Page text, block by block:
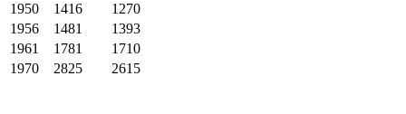
1950
1416
1270
1956
1481
1393
1961
1781
1710
1970
2825 2615